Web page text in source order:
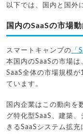
以下では、国内と国外
国内のSaaSの市場動
スマートキャンプの 「
本国内のSaaSの市場
SaaS全体の市場規模
ています。
国内企業はこの動向を
グ特化型SaaS、建築
きるSaaSシステム拡